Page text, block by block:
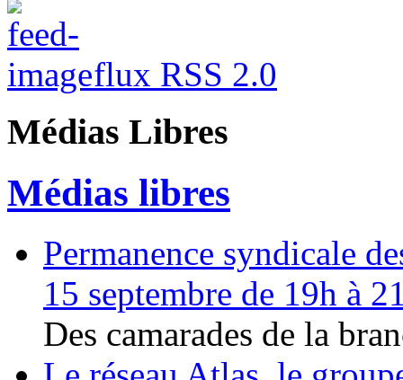
flux RSS 2.0
Médias Libres
Médias libres
Permanence syndicale
15 septembre de 19h à
Des camarades de la